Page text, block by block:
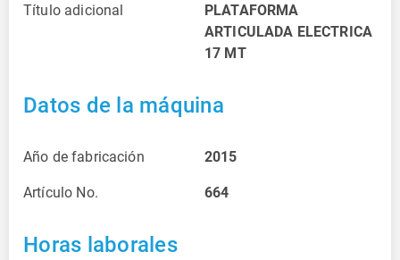
Título adicional
PLATAFORMA
ARTICULADA ELECTRICA
17 MT
Datos de la máquina
Año de fabricación 2015
Artículo No. 664
Horas laborales